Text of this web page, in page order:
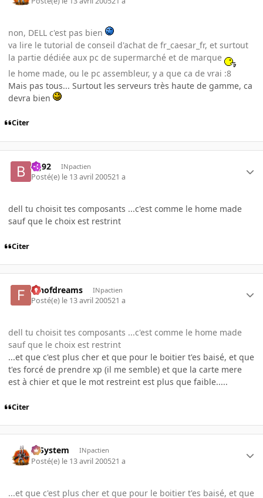
non, DELL c'est pas bien
va lire le tutorial de conseil d'achat de fr_caesar_fr, et surtout
la partie dédiée aux pc de supermarché et de marque
le home made, ou le pc assembleur, y a que ca de vrai :8
Mais pas tous... Surtout les serveurs très haute de gamme, ca
devra bien
Citer
bg92 INpactien
Posté(e) le 13 avril 200521 a
dell tu choisit tes composants ...c'est comme le home made
sauf que le choix est restrint
Citer
fanofdreams INpactien
Posté(e) le 13 avril 200521 a
dell tu choisit tes composants ...c'est comme le home made
sauf que le choix est restrint
...et que c'est plus cher et que pour le boitier t'es baisé, et que
t'es forcé de prendre xp (il me semble) et que la carte mere
est à chier et que le mot restreint est plus que faible.....
Citer
X-System INpactien
Posté(e) le 13 avril 200521 a
...et que c'est plus cher et que pour le boitier t'es baisé, et que